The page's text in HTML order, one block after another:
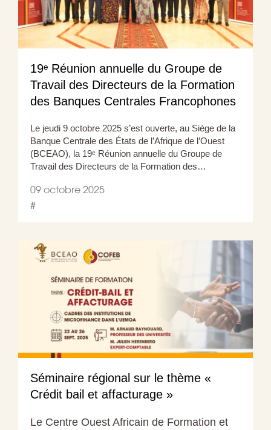
19ᵉ Réunion annuelle du Groupe de
Travail des Directeurs de la Formation
des Banques Centrales Francophones
Le jeudi 9 octobre 2025 s’est ouverte, au Siège de la
Banque Centrale des États de l’Afrique de l’Ouest
(BCEAO), la 19ᵉ Réunion annuelle du Groupe de
Travail des Directeurs de la Formation des…
09 octobre 2025
#
Séminaire régional sur le thème «
Crédit bail et affacturage »
Le Centre Ouest Africain de Formation et